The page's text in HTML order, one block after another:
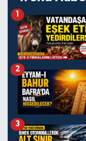
1
2
3